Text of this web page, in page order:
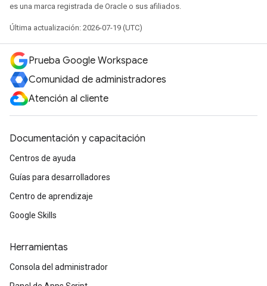
es una marca registrada de Oracle o sus afiliados.
Última actualización: 2026-07-19 (UTC)
Prueba Google Workspace
Comunidad de administradores
Atención al cliente
Documentación y capacitación
Centros de ayuda
Guías para desarrolladores
Centro de aprendizaje
Google Skills
Herramientas
Consola del administrador